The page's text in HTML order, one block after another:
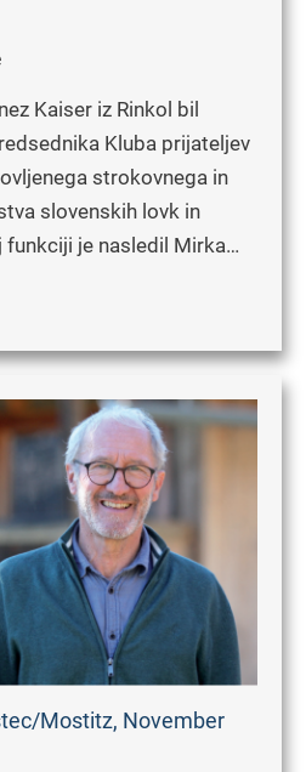
Kaiser iz Rinkol bil
Kluba prijateljev
strokovnega in
slovenskih lovk in
funkciji je nasledil Mirka…
Mostitz, November